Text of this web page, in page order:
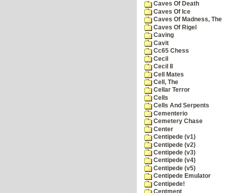
Caves Of Death
Caves Of Ice
Caves Of Madness, The
Caves Of Rigel
Caving
Cavit
Cc65 Chess
Cecil
Cecil II
Cell Mates
Cell, The
Cellar Terror
Cells
Cells And Serpents
Cementerio
Cemetery Chase
Center
Centipede (v1)
Centipede (v2)
Centipede (v3)
Centipede (v4)
Centipede (v5)
Centipede Emulator
Centipede!
Centment